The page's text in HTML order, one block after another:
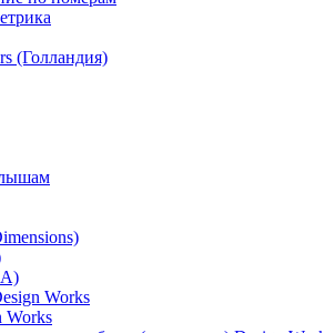
(Голландия)
Works
Works